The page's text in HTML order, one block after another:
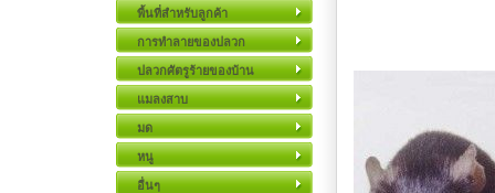
พื้นที่สำหรับลูกค้า
การทำลายของปลวก
ปลวกศัตรูร้ายของบ้าน
แมลงสาบ
มด
หนู
อื่นๆ